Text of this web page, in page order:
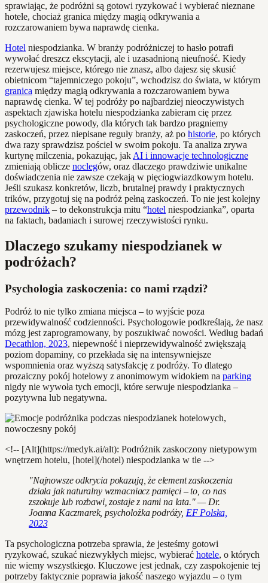
sprawiając, że podróżni są gotowi ryzykować i wybierać nieznane
hotele, chociaż granica między magią odkrywania a
rozczarowaniem bywa naprawdę cienka.
Hotel niespodzianka. W branży podróżniczej to hasło potrafi
wywołać dreszcz ekscytacji, ale i uzasadnioną nieufność. Kiedy
rezerwujesz miejsce, którego nie znasz, albo dajesz się skusić
obietnicom “tajemniczego pokoju”, wchodzisz do świata, w którym
granica między magią odkrywania a rozczarowaniem bywa
naprawdę cienka. W tej podróży po najbardziej nieoczywistych
aspektach zjawiska hotelu niespodzianka zabieram cię przez
psychologiczne powody, dla których tak bardzo pragniemy
zaskoczeń, przez niepisane reguły branży, aż po historie, po których
dwa razy sprawdzisz pościel w swoim pokoju. Ta analiza zrywa
kurtynę milczenia, pokazując, jak AI i innowacje technologiczne
zmieniają oblicze noclegów, oraz dlaczego prawdziwie unikalne
doświadczenia nie zawsze czekają w pięciogwiazdkowym hotelu.
Jeśli szukasz konkretów, liczb, brutalnej prawdy i praktycznych
trików, przygotuj się na podróż pełną zaskoczeń. To nie jest kolejny
przewodnik – to dekonstrukcja mitu “hotel niespodzianka”, oparta
na faktach, badaniach i surowej rzeczywistości rynku.
Dlaczego szukamy niespodzianek w
podróżach?
Psychologia zaskoczenia: co nami rządzi?
Podróż to nie tylko zmiana miejsca – to wyjście poza
przewidywalność codzienności. Psychologowie podkreślają, że nasz
mózg jest zaprogramowany, by poszukiwać nowości. Według badań
Decathlon, 2023, niepewność i nieprzewidywalność zwiększają
poziom dopaminy, co przekłada się na intensywniejsze
wspomnienia oraz wyższą satysfakcję z podróży. To dlatego
prozaiczny pokój hotelowy z anonimowym widokiem na parking
nigdy nie wywoła tych emocji, które serwuje niespodzianka –
pozytywna lub negatywna.
<!-- [Alt](https://medyk.ai/alt): Podróżnik zaskoczony nietypowym
wnętrzem hotelu, [hotel](/hotel) niespodzianka w tle -->
"Najnowsze odkrycia pokazują, że element zaskoczenia
działa jak naturalny wzmacniacz pamięci – to, co nas
zszokuje lub rozbawi, zostaje z nami na lata." — Dr.
Joanna Kaczmarek, psycholożka podróży, EF Polska,
2023
Ta psychologiczna potrzeba sprawia, że jesteśmy gotowi
ryzykować, szukać niezwykłych miejsc, wybierać hotele, o których
nie wiemy wszystkiego. Kluczowe jest jednak, czy zaspokojenie tej
potrzeby faktycznie poprawia jakość naszego wyjazdu – o tym